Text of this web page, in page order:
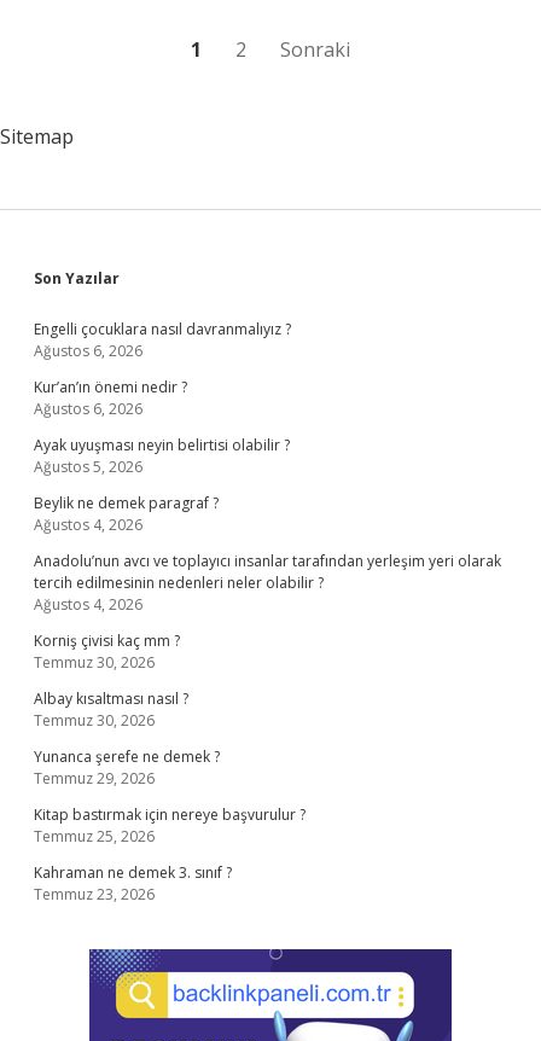
1 2 Sonraki
Sitemap
Sidebar
Son Yazılar
Engelli çocuklara nasıl davranmalıyız ?
Ağustos 6, 2026
Kur’an’ın önemi nedir ?
Ağustos 6, 2026
Ayak uyuşması neyin belirtisi olabilir ?
Ağustos 5, 2026
Beylik ne demek paragraf ?
Ağustos 4, 2026
Anadolu’nun avcı ve toplayıcı insanlar tarafından yerleşim yeri olarak
tercih edilmesinin nedenleri neler olabilir ?
Ağustos 4, 2026
Korniş çivisi kaç mm ?
Temmuz 30, 2026
Albay kısaltması nasıl ?
Temmuz 30, 2026
Yunanca şerefe ne demek ?
Temmuz 29, 2026
Kitap bastırmak için nereye başvurulur ?
Temmuz 25, 2026
Kahraman ne demek 3. sınıf ?
Temmuz 23, 2026